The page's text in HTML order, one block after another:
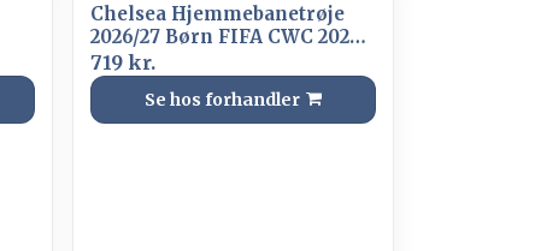
Chelsea Hjemmebanetrøje
2026/27 Børn FIFA CWC 2025
Champions Badge
719 kr.
Se hos forhandler